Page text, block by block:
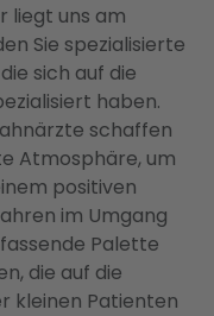
liegt uns am
Sie spezialisierte
sich auf die
haben.
schaffen
Atmosphäre, um
positiven
im Umgang
Palette
die auf die
kleinen Patienten